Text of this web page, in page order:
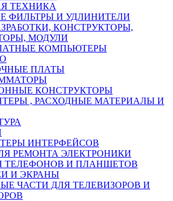
ТЕХНИКА
ФИЛЬТРЫ И УДЛИНИТЕЛИ
КОНСТРУКТОРЫ,
МОДУЛИ
КОМПЬЮТЕРЫ
ПЛАТЫ
КОНСТРУКТОРЫ
, РАСХОДНЫЕ МАТЕРИАЛЫ И
ИНТЕРФЕЙСОВ
РЕМОНТА ЭЛЕКТРОНИКИ
ТЕЛЕФОНОВ И ПЛАНШЕТОВ
И ЭКРАНЫ
ЧАСТИ ДЛЯ ТЕЛЕВИЗОРОВ И